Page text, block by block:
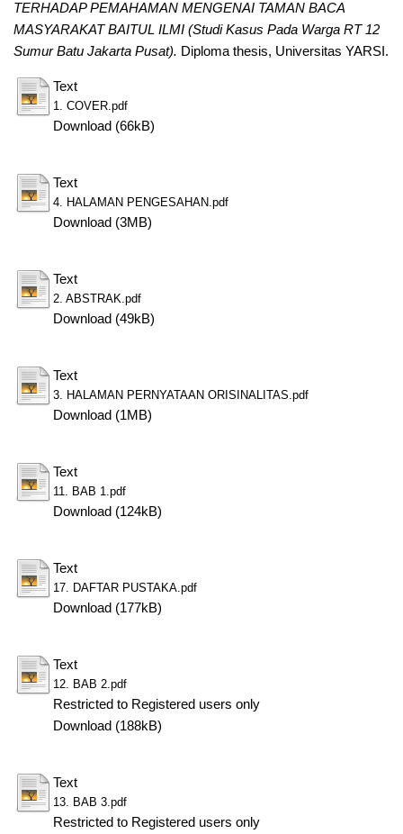
TERHADAP PEMAHAMAN MENGENAI TAMAN BACA
MASYARAKAT BAITUL ILMI (Studi Kasus Pada Warga RT 12
Sumur Batu Jakarta Pusat). Diploma thesis, Universitas YARSI.
Text
1. COVER.pdf
Download (66kB)
Text
4. HALAMAN PENGESAHAN.pdf
Download (3MB)
Text
2. ABSTRAK.pdf
Download (49kB)
Text
3. HALAMAN PERNYATAAN ORISINALITAS.pdf
Download (1MB)
Text
11. BAB 1.pdf
Download (124kB)
Text
17. DAFTAR PUSTAKA.pdf
Download (177kB)
Text
12. BAB 2.pdf
Restricted to Registered users only
Download (188kB)
Text
13. BAB 3.pdf
Restricted to Registered users only